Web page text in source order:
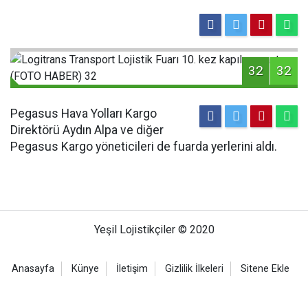
32 32
Pegasus Hava Yolları Kargo
Direktörü Aydın Alpa ve diğer
Pegasus Kargo yöneticileri de fuarda yerlerini aldı.
Yeşil Lojistikçiler © 2020
Anasayfa Künye İletişim Gizlilik İlkeleri Sitene Ekle